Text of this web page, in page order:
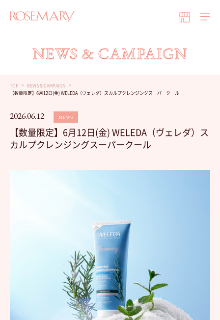
NEWS & CAMPAIGN
TOP
NEWS & CAMPAIGN
【数量限定】6月12日(金) WELEDA（ヴェレダ）スカルプクレンジングスーパークール
2026.06.12 NEWS
【数量限定】6月12日(金) WELEDA（ヴェレダ）ス
カルプクレンジングスーパークール